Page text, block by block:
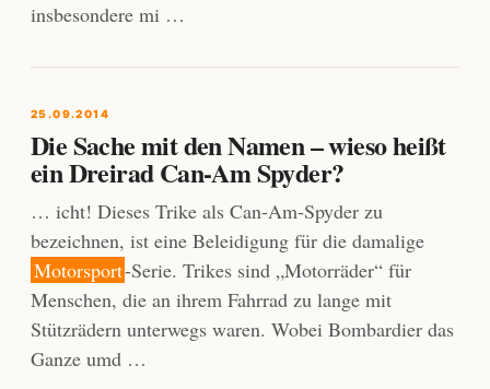
insbesondere mi …
25.09.2014
Die Sache mit den Namen – wieso heißt
ein Dreirad Can-Am Spyder?
… icht! Dieses Trike als Can-Am-Spyder zu
bezeichnen, ist eine Beleidigung für die damalige
Motorsport-Serie. Trikes sind „Motorräder“ für
Menschen, die an ihrem Fahrrad zu lange mit
Stützrädern unterwegs waren. Wobei Bombardier das
Ganze umd …